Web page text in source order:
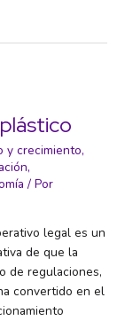
y crecimiento,
,
/ Por
legal es un
de que la
de regulaciones,
convertido en el